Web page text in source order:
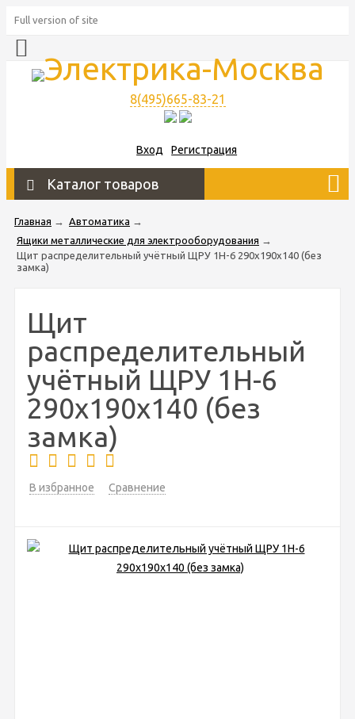
Full version of site
8(495)665-83-21
Вход Регистрация
Каталог товаров
Главная → Автоматика →
Ящики металлические для электрооборудования →
Щит распределительный учётный ЩРУ 1Н-6 290х190х140 (без
замка)
Щит
распределительный
учётный ЩРУ 1Н-6
290х190х140 (без
замка)
В избранное Сравнение